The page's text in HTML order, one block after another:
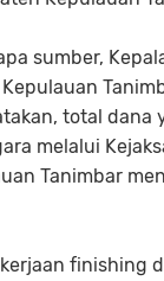
sumber,
total dana
melalui
Tanimbar
finishing